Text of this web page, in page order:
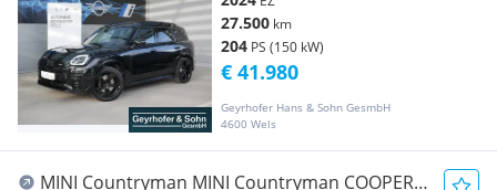
27.500 km
204 PS (150 kW)
Geyrhofer Hans & Sohn GesmbH
4600 Wels
€ 41.980
MINI Countryman MINI Countryman COOPER S